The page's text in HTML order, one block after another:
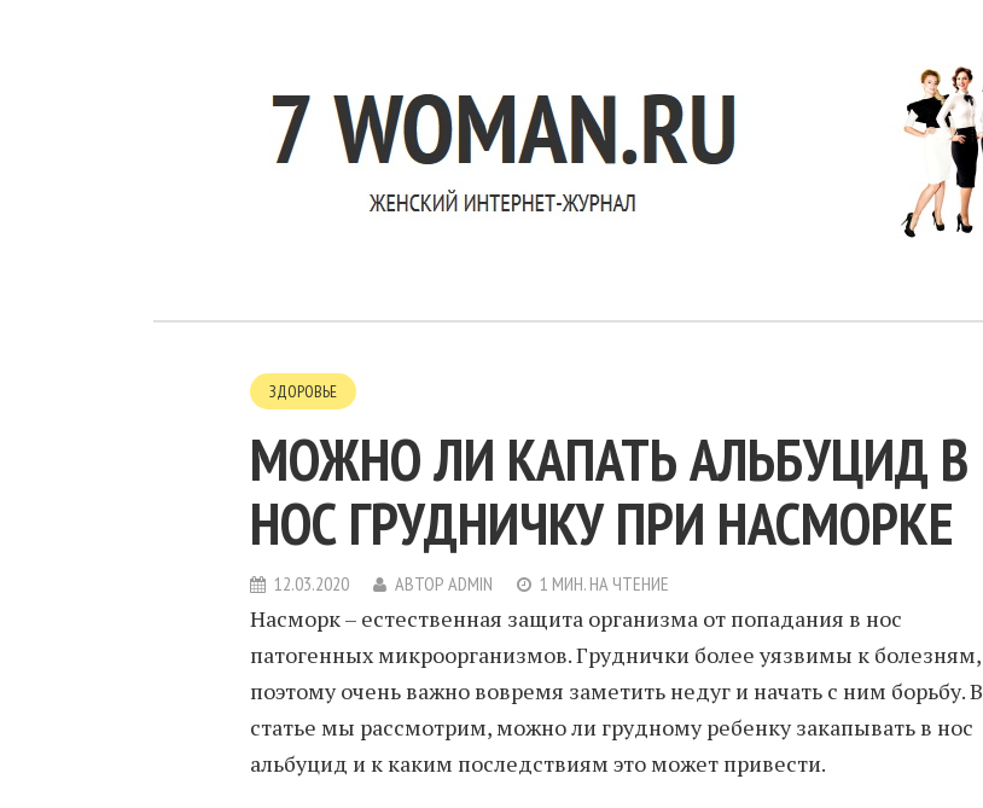
ЗДОРОВЬЕ
МОЖНО ЛИ КАПАТЬ АЛЬБУЦИД В
НОС ГРУДНИЧКУ ПРИ НАСМОРКЕ
12.03.2020 АВТОР ADMIN 1 МИН. НА ЧТЕНИЕ
Насморк – естественная защита организма от попадания в нос
патогенных микроорганизмов. Груднички более уязвимы к болезням,
поэтому очень важно вовремя заметить недуг и начать с ним борьбу. В
статье мы рассмотрим, можно ли грудному ребенку закапывать в нос
альбуцид и к каким последствиям это может привести.